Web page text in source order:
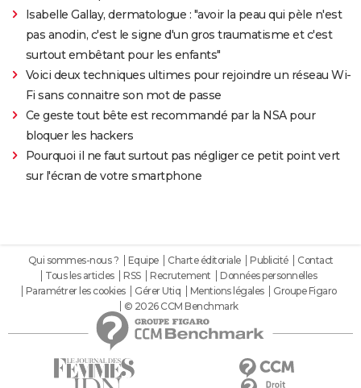
Isabelle Gallay, dermatologue : "avoir la peau qui pèle n'est
pas anodin, c'est le signe d'un gros traumatisme et c'est
surtout embêtant pour les enfants"
Voici deux techniques ultimes pour rejoindre un réseau Wi-
Fi sans connaitre son mot de passe
Ce geste tout bête est recommandé par la NSA pour
bloquer les hackers
Pourquoi il ne faut surtout pas négliger ce petit point vert
sur l'écran de votre smartphone
Qui sommes-nous ? Equipe Charte éditoriale Publicité
Contact
Tous les articles
RSS Recrutement
Données personnelles
Paramétrer les cookies
Gérer Utiq Mentions légales
Groupe Figaro
© 2026 CCM Benchmark